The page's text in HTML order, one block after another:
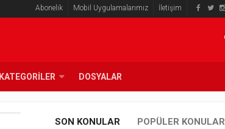
Abonelik Mobil Uygulamalarımız İletişim
KATEGORILER DOSYALAR
SON KONULAR POPÜLER KONULAR